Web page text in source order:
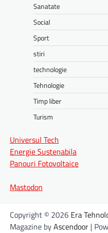
Sanatate
Social
Sport
stiri
technologie
Tehnologie
Timp liber
Turism
Universul Tech
Energie Sustenabila
Panouri Fotovoltaice
Mastodon
Copyright © 2026 Era
Magazine byAscendoor |